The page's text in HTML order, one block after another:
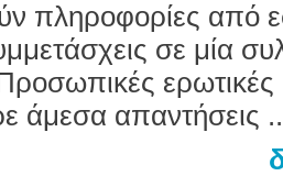
πληροφορίες από
σε μία
ερωτικές
άμεσα απαντήσεις